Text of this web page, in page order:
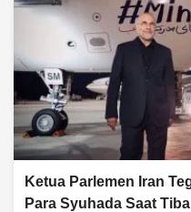
Ketua Parlemen Iran
Para Syuhada Saat